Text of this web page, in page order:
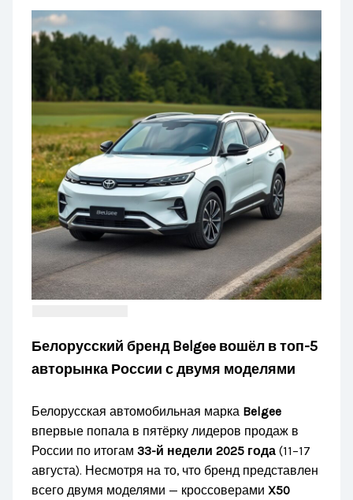
Белорусский бренд Belgee вошёл в топ-5
авторынка России с двумя моделями
Белорусская автомобильная марка Belgee
впервые попала в пятёрку лидеров продаж в
России по итогам33-й недели 2025 года (11–17
августа). Несмотря на то, что бренд представлен
всего двумя моделями — кроссоверамиX50